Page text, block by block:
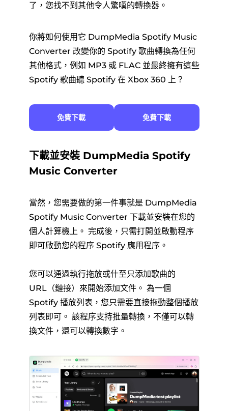
了，您找不到其他令人驚嘆的轉換器。
你將如何使用它 DumpMedia Spotify Music
Converter 改變你的 Spotify 歌曲轉換為任何
其他格式，例如 MP3 或 FLAC 並最終擁有這些
Spotify 歌曲聽 Spotify 在 Xbox 360 上？
免費下載 免費下載
下載並安裝 DumpMedia Spotify
Music Converter
當然，您需要做的第一件事就是 DumpMedia
Spotify Music Converter 下載並安裝在您的
個人計算機上。 完成後，只需打開並啟動程序
即可啟動您的程序 Spotify 應用程序。
您可以通過執行拖放或什至只添加歌曲的
URL（鏈接）來開始添加文件。 為一個
Spotify 播放列表，您只需要直接拖動整個播放
列表即可。 該程序支持批量轉換，不僅可以轉
換文件，還可以轉換數字。